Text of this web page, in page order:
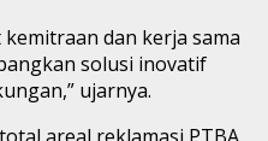
dan kerja sama
solusi inovatif
ujarnya.